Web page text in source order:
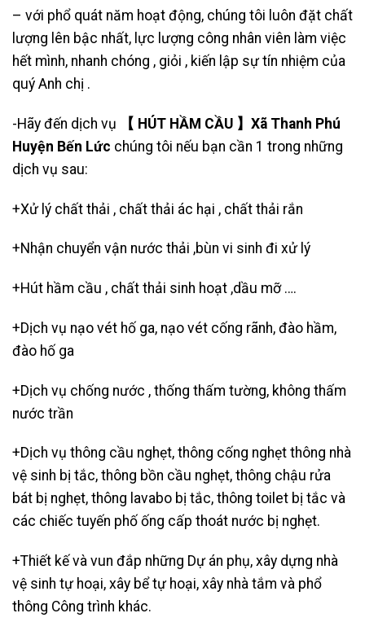
– với phổ quát năm hoạt động, chúng tôi luôn đặt chất
lượng lên bậc nhất, lực lượng công nhân viên làm việc
hết mình, nhanh chóng , giỏi , kiến lập sự tín nhiệm của
quý Anh chị .
-Hãy đến dịch vụ
【 HÚT HẦM CẦU 】Xã Thanh Phú
Huyện Bến Lức chúng tôi nếu bạn cần 1 trong những
dịch vụ sau:
+Xử lý chất thải , chất thải ác hại , chất thải rắn
+Nhận chuyển vận nước thải ,bùn vi sinh đi xử lý
+Hút hầm cầu , chất thải sinh hoạt ,dầu mỡ ….
+Dịch vụ nạo vét hố ga, nạo vét cống rãnh, đào hầm,
đào hố ga
+Dịch vụ chống nước , thống thấm tường, không thấm
nước trần
+Dịch vụ thông cầu nghẹt, thông cống nghẹt thông nhà
vệ sinh bị tắc, thông bồn cầu nghẹt, thông chậu rửa
bát bị nghẹt, thông lavabo bị tắc, thông toilet bị tắc và
các chiếc tuyến phố ống cấp thoát nước bị nghẹt.
+Thiết kế và vun đắp những Dự án phụ, xây dựng nhà
vệ sinh tự hoại, xây bể tự hoại, xây nhà tắm và phổ
thông Công trình khác.